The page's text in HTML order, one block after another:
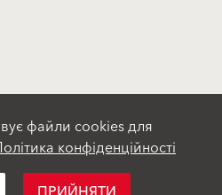
файли cookies для
конфіденційності